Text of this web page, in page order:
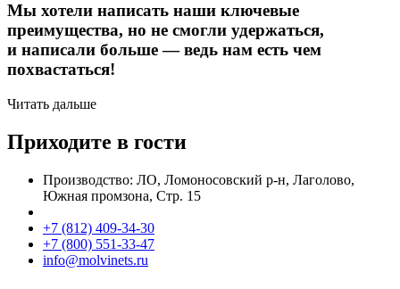
Мы хотели написать наши ключевые
преимущества, но не смогли удержаться,
и написали больше — ведь нам есть чем
похвастаться!
Читать дальше
Приходите в гости
Производство: ЛО, Ломоносовский р-н, Лаголово,
Южная промзона, Стр. 15
+7 (812) 409-34-30
+7 (800) 551-33-47
info@molvinets.ru